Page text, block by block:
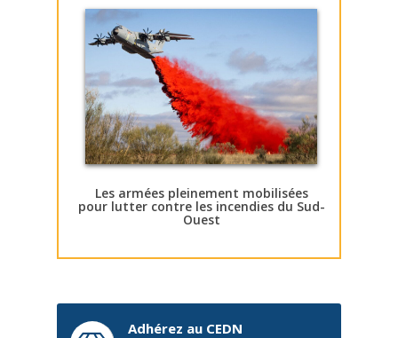
Les armées pleinement mobilisées
pour lutter contre les incendies du Sud-
Ouest
Adhérez au CEDN